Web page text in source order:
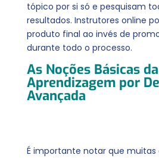
tópico por si só e pesquisam
resultados. Instrutores online
produto final ao invés de
durante todo o processo.
As Noções Básicas da
Aprendizagem por
Avançada
É importante notar que muitas